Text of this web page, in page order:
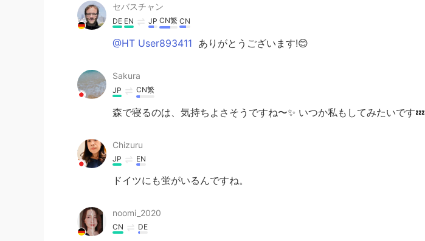
セバスチャン
DE EN JP CN繁 CN
@HT User893411 ありがとうございます!😊
Sakura
JP CN繁
森で寝るのは、気持ちよさそうですね〜✨ いつか私もしてみたいです💤
Chizuru
JP EN
ドイツにも蛍がいるんですね。
noomi_2020
CN DE